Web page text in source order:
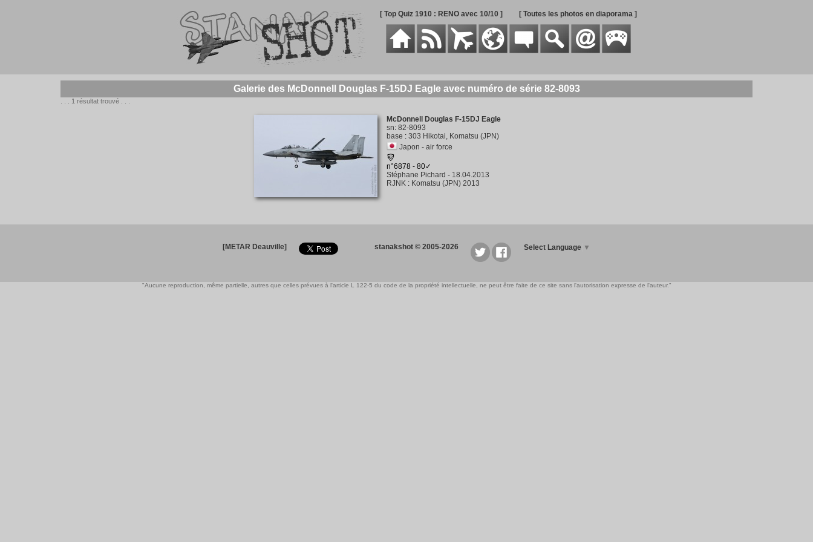
[ Top Quiz 1910 : RENO avec 10/10 ] [ Toutes les photos en diaporama ]
Galerie des McDonnell Douglas F-15DJ Eagle avec numéro de série 82-8093
. . . 1 résultat trouvé . . .
McDonnell Douglas F-15DJ Eagle
sn: 82-8093
base : 303 Hikotai, Komatsu (JPN)
Japon - air force
n°6878 - 80✓
Stéphane Pichard - 18.04.2013
RJNK: Komatsu (JPN) 2013
[METAR Deauville] stanakshot © 2005-2026 Select Language ▼
"Aucune reproduction, même partielle, autres que celles prévues à l'article L 122-5 du code de la propriété intellectuelle, ne peut être faite de ce site sans l'autorisation expresse de l'auteur."